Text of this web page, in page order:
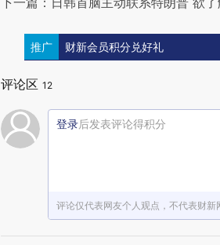
推广 财新会员积分兑好礼
评论区 12
登录后发表评论得积分
评论仅代表网友个人观点，不代表财新